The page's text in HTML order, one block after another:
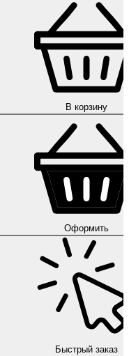
В корзину
Оформить
Быстрый заказ